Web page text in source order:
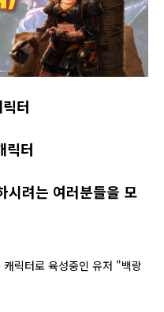
터
릭터
시려는 여러분들을 모
릭터로 육성중인 유저 "백랑